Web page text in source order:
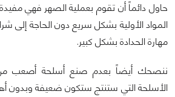
حاول دائماً أن تقوم بعملية الصهر فهي
المواد الأولية بشكل سريع دون الحاجة إلى
مهارة الحدادة بشكل كبير.
ننصحك أيضاً بعدم صنع أسلحة أصعب
الأسلحة التي ستنتج ستكون ضعيفة وبدون